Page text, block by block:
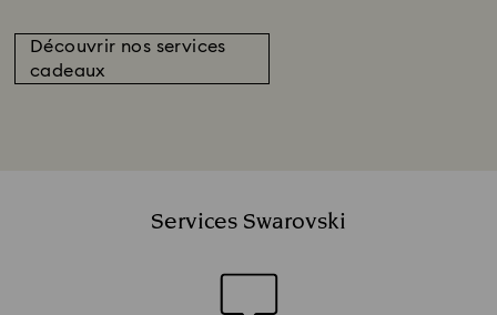
Découvrir nos services
cadeaux
Services Swarovski